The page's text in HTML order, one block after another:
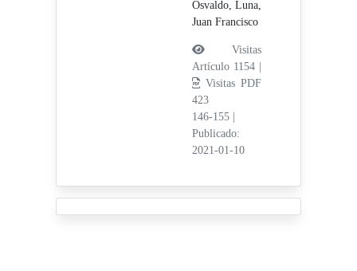
Osvaldo, Luna,
Juan Francisco
Visitas
Artículo 1154 |
Visitas PDF
423
146-155
Publicado:
2021-01-10